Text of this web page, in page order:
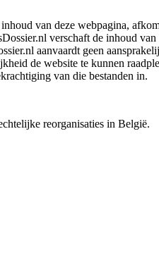
van deze webpagina,
verschaft de inhoud
aanvaardt geen
de website te kunnen
van die bestanden in.
reorganisaties in België.